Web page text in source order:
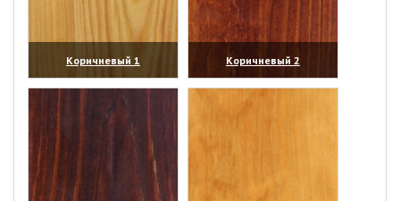
Коричневый 1
(увеличить)
Коричневый 2
(увеличить)